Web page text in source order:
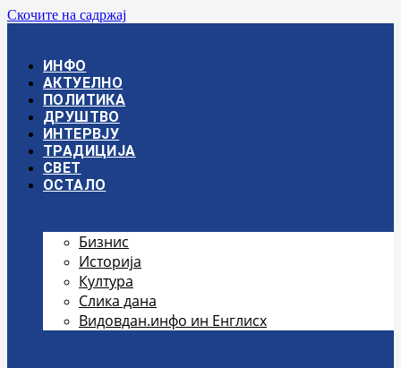
Скочите на садржај
ИНФО
АКТУЕЛНО
ПОЛИТИКА
ДРУШТВО
ИНТЕРВЈУ
ТРАДИЦИЈА
СВЕТ
ОСТАЛО
Бизнис
Историја
Култура
Слика дана
Видовдан.инфо ин Енглисх